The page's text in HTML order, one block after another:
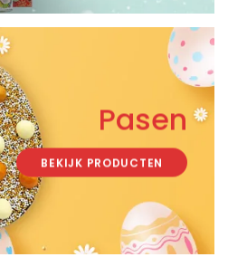
Pasen
BEKIJK PRODUCTEN